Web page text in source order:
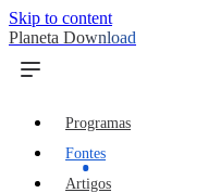
Skip to content
Planeta Download
Programas
Fontes
Artigos